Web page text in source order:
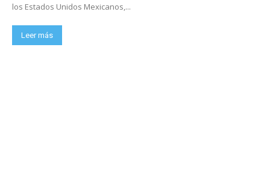
los Estados Unidos Mexicanos,...
Leer más